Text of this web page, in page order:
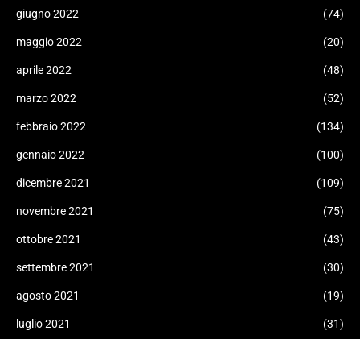
giugno 2022 (74)
maggio 2022 (20)
aprile 2022 (48)
marzo 2022 (52)
febbraio 2022 (134)
gennaio 2022 (100)
dicembre 2021 (109)
novembre 2021 (75)
ottobre 2021 (43)
settembre 2021 (30)
agosto 2021 (19)
luglio 2021 (31)